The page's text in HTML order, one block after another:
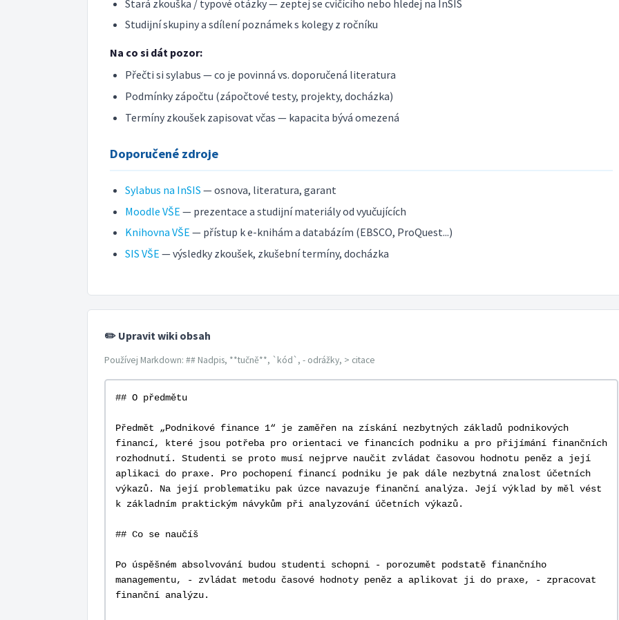
Stará zkouška / typové otázky — zeptej se cvičícího nebo hledej na InSIS
Studijní skupiny a sdílení poznámek s kolegy z ročníku
Na co si dát pozor:
Přečti si sylabus — co je povinná vs. doporučená literatura
Podmínky zápočtu (zápočtové testy, projekty, docházka)
Termíny zkoušek zapisovat včas — kapacita bývá omezená
Doporučené zdroje
Sylabus na InSIS — osnova, literatura, garant
Moodle VŠE — prezentace a studijní materiály od vyučujících
Knihovna VŠE — přístup k e-knihám a databázím (EBSCO, ProQuest...)
SIS VŠE — výsledky zkoušek, zkušební termíny, docházka
✏️ Upravit wiki obsah
Používej Markdown: ## Nadpis, **tučně**, `kód`, - odrážky, > citace